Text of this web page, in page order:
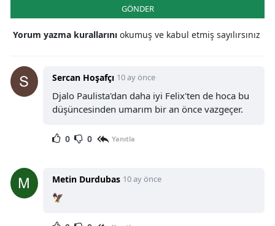
GÖNDER
Yorum yazma kurallarını okumuş ve kabul etmiş sayılırsınız
Sercan Hoşafçı 10 ay önce
Djalo Paulista'dan daha iyi Felix'ten de hoca bu
düşüncesinden umarım bir an önce vazgeçer.
0 0 Yanıtla
Metin Durdubas 10 ay önce
🦅